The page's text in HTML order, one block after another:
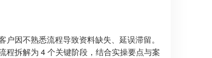
因不熟悉流程导致资料缺失、延误滞留。
程拆解为 4 个关键阶段，结合实操要点与案